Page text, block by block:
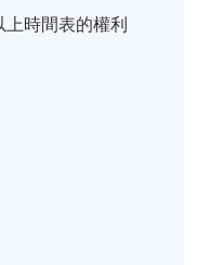
Centre)
ISP (Island South
時間表的權利